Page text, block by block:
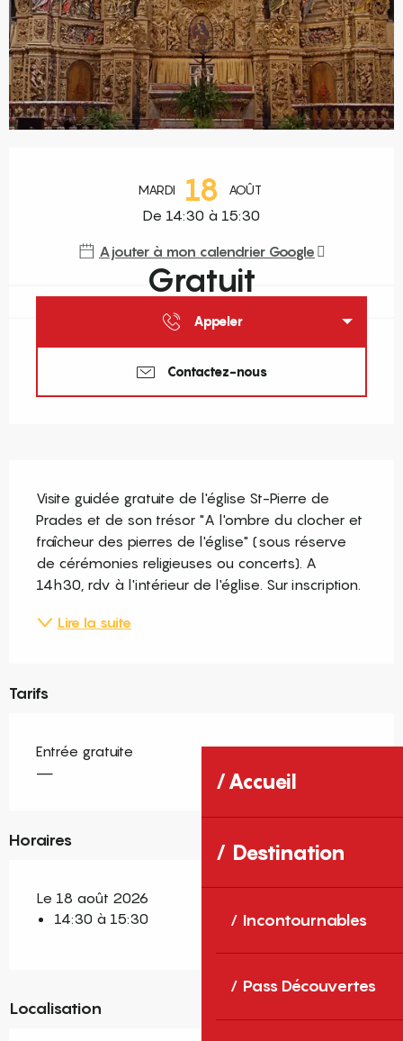
Accueil
Destination
Incontournables
Pass Découvertes
MARDI 18 AOÛT
De 14:30 à 15:30
Ajouter à mon calendrier Google
Gratuit
Appeler
Contactez-nous
Visite guidée gratuite de l'église St-Pierre de
Prades et de son trésor "A l'ombre du clocher et
fraîcheur des pierres de l'église" (sous réserve
de cérémonies religieuses ou concerts). A
14h30, rdv à l'intérieur de l'église. Sur inscription.
Lire la suite
Tarifs
Entrée gratuite
—
Horaires
Le 18 août 2026
14:30 à 15:30
Localisation